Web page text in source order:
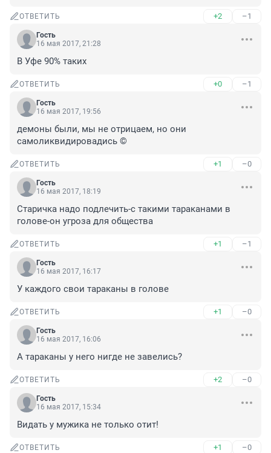
ОТВЕТИТЬ +2 –1
Гость
16 мая 2017, 21:28
В Уфе 90% таких
ОТВЕТИТЬ +0 –1
Гость
16 мая 2017, 19:56
демоны были, мы не отрицаем, но они
самоликвидировадись ©
ОТВЕТИТЬ +1 –0
Гость
16 мая 2017, 18:19
Старичка надо подлечить-с такими тараканами в
голове-он угроза для общества
ОТВЕТИТЬ +1 –1
Гость
16 мая 2017, 16:17
У каждого свои тараканы в голове
ОТВЕТИТЬ +1 –0
Гость
16 мая 2017, 16:06
А тараканы у него нигде не завелись?
ОТВЕТИТЬ +2 –0
Гость
16 мая 2017, 15:34
Видать у мужика не только отит!
ОТВЕТИТЬ +1 –0